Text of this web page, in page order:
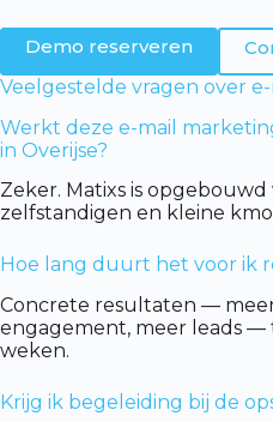
Demo reserveren
Veelgestelde vragen over
Werkt deze e-mail
in Overijse?
Zeker. Matixs is
zelfstandigen en kleine
Hoe lang duurt het voor ik
Concrete resultaten —
engagement, meer leads —
weken.
Krijg ik begeleiding bij de